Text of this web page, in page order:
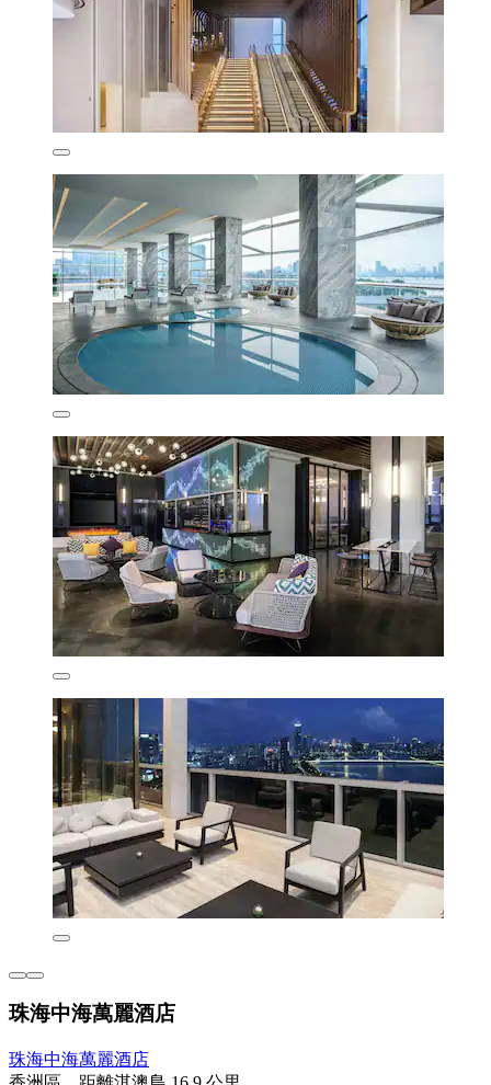
珠海中海萬麗酒店
珠海中海萬麗酒店